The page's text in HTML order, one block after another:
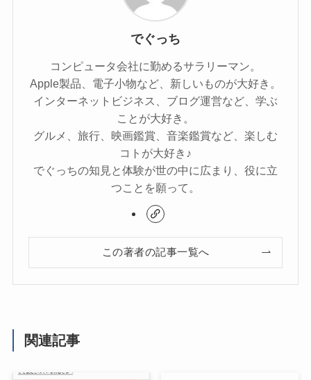
でぐっち
コンピュータ会社に勤めるサラリーマン。
Apple製品、電子小物など、新しいものが大好き。
インターネットビジネス、ブログ運営など、学ぶ
ことが大好き。
グルメ、旅行、映画鑑賞、音楽鑑賞など、楽しむ
コトが大好き♪
でぐっちの知見と体験が世の中に広まり、役に立
つことを願って。
この著者の記事一覧へ
関連記事